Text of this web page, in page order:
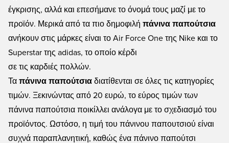
έγκρισης, αλλά και επεσήμανε το όνομά τους μαζί με το
προϊόν. Μερικά από τα πιο δημοφιλή πάνινα παπούτσια
ανήκουν στις μάρκες είναι το Air Force One της Nike και το
Superstar της adidas, το οποίο κέρδι
σε τις καρδιές πολλών.
Τα πάνινα παπούτσια διατίθενται σε όλες τις κατηγορίες
τιμών. Ξεκινώντας από 20 ευρώ, το εύρος τιμών των
πάνινα παπούτσια ποικίλλει ανάλογα με το σχεδιασμό του
προϊόντος. Ωστόσο, η τιμή του πάνινου παπουτσιού είναι
συχνά παραπλανητική, καθώς ένα πάνινο παπούτσι